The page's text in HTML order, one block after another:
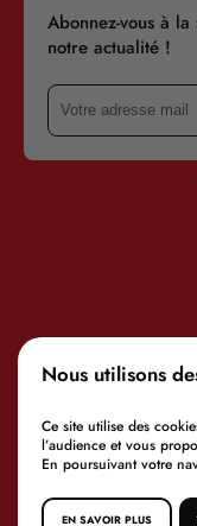
Abonnez-vous à
notre actualité !
Nous utilisons
Ce site utilise des
l’audience et vous
En poursuivant votre
EN SAVOIR PLUS